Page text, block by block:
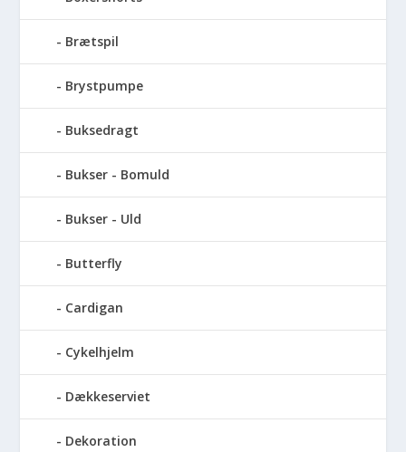
Brætspil
Brystpumpe
Buksedragt
Bukser - Bomuld
Bukser - Uld
Butterfly
Cardigan
Cykelhjelm
Dækkeserviet
Dekoration